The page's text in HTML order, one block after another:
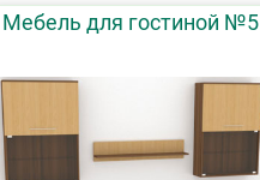
Мебель для гостиной №5